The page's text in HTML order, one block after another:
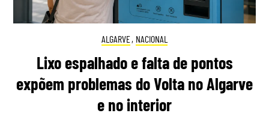
ALGARVE, NACIONAL
Lixo espalhado e falta de pontos
expõem problemas do Volta no Algarve
e no interior